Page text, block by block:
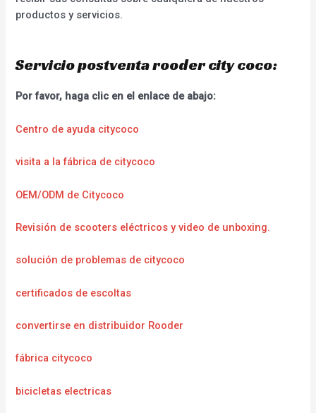
productos y servicios.
Servicio postventa rooder city coco:
Por favor, haga clic en el enlace de abajo:
Centro de ayuda citycoco
visita a la fábrica de citycoco
OEM/ODM de Citycoco
Revisión de scooters eléctricos y video de unboxing.
solución de problemas de citycoco
certificados de escoltas
convertirse en distribuidor Rooder
fábrica citycoco
bicicletas electricas